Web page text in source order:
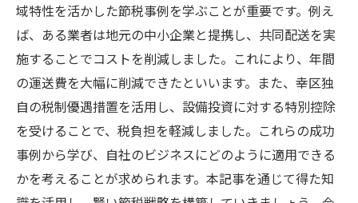
域特性を活かした節税事例を学ぶことが重要です。例え
ば、ある業者は地元の中小企業と提携し、共同配送を実
施することでコストを削減しました。これにより、年間
の運送費を大幅に削減できたといいます。また、幸区独
自の税制優遇措置を活用し、設備投資に対する特別控除
を受けることで、税負担を軽減しました。これらの成功
事例から学び、自社のビジネスにどのように適用できる
かを考えることが求められます。本記事を通じて得た知